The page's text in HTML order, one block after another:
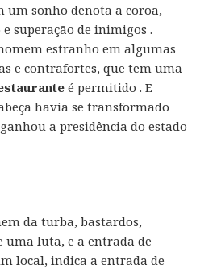
um sonho denota a coroa,
superação de inimigos .
estranho em algumas
e contrafortes, que tem uma
é permitido . E
havia se transformado
a presidência do estado
da turba, bastardos,
uma luta, e a entrada de
local, indica a entrada de